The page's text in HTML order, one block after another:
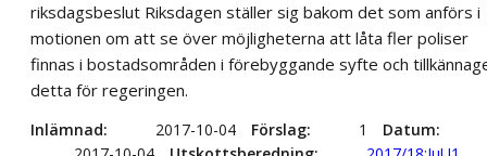
riksdagsbeslut Riksdagen ställer sig bakom det som anförs i
motionen om att se över möjligheterna att låta fler poliser
finnas i bostadsområden i förebyggande syfte och
detta för regeringen.
Inlämnad 2017-10-04 Förslag 1
Datum